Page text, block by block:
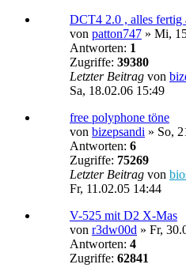
DCT4 2.0 , alles
von patton747 » Mi,
Antworten: 1
Zugriffe: 39380
Letzter Beitrag von
Sa, 18.02.06 15:49
free polyphone töne
von bizepsandi » So,
Antworten: 6
Zugriffe: 75269
Letzter Beitrag von
Fr, 11.02.05 14:44
V-525 mit D2 X-Mas
von r3dw00d » Fr,
Antworten: 4
Zugriffe: 62841